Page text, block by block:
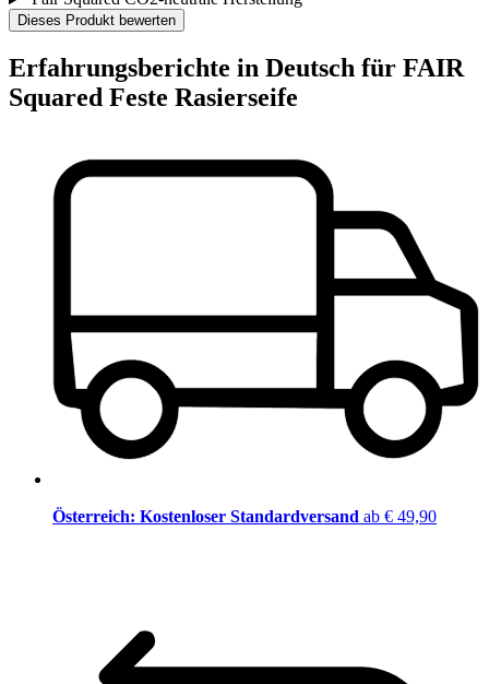
Dieses Produkt bewerten
Erfahrungsberichte in Deutsch für FAIR
Squared Feste Rasierseife
Österreich: Kostenloser Standardversand ab € 49,90